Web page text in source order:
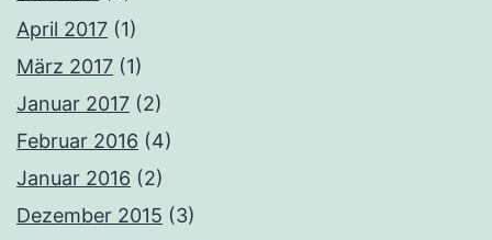
April 2017 (1)
März 2017 (1)
Januar 2017 (2)
Februar 2016 (4)
Januar 2016 (2)
Dezember 2015 (3)